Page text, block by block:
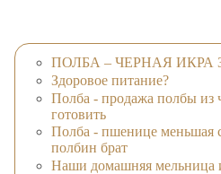
ПОЛБА – ЧЕРНАЯ ИКРА
Здоровое питание?
Полба - продажа полбы из
готовить
Полба - пшенице меньшая
полбин брат
Наши домашняя мельница